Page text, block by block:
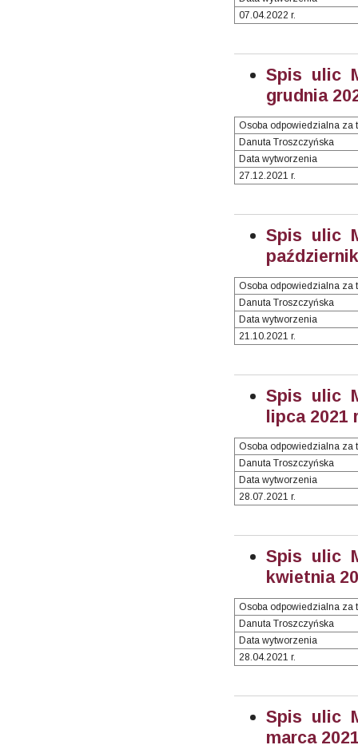
07.04.2022 r.
Spis ulic
grudnia
Osoba odpowiedzialna za
Danuta Troszczyńska
Data wytworzenia
27.12.2021 r.
Spis ulic
Osoba odpowiedzialna za
Danuta Troszczyńska
Data wytworzenia
21.10.2021 r.
Spis ulic
lipca 2021
Osoba odpowiedzialna za
Danuta Troszczyńska
Data wytworzenia
28.07.2021 r.
Spis ulic
kwietnia
Osoba odpowiedzialna za
Danuta Troszczyńska
Data wytworzenia
28.04.2021 r.
Spis ulic
marca